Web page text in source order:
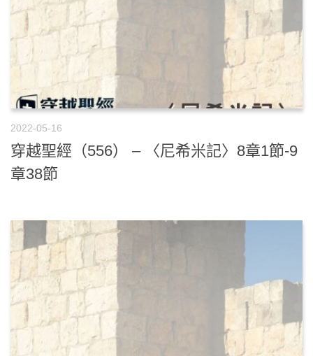
2022-05-16
穿越聖經（556） – 〈尼希米記〉8章1節-9
章38節